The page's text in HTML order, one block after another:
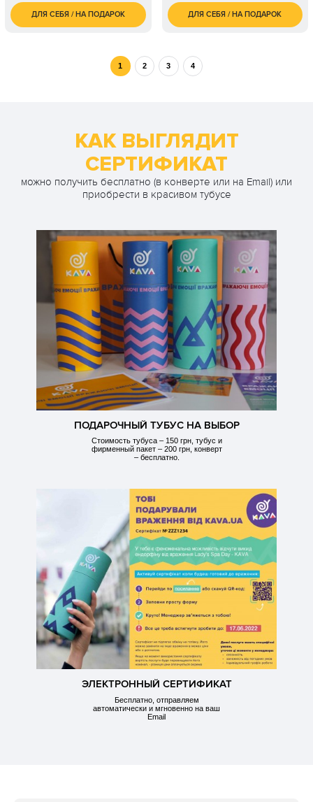
4 100
грн
ДЛЯ СЕБЯ / НА ПОДАРОК
грн
ДЛЯ СЕБЯ / НА ПОДАРОК
1 2 3 4
КАК ВЫГЛЯДИТ
СЕРТИФИКАТ
можно получить бесплатно (в конверте или на Email) или
приобрести в красивом тубусе
ПОДАРОЧНЫЙ ТУБУС НА ВЫБОР
Стоимость тубуса – 150 грн, тубус и
фирменный пакет – 200 грн, конверт
– бесплатно.
ЭЛЕКТРОННЫЙ СЕРТИФИКАТ
Бесплатно, отправляем
автоматически и мгновенно на ваш
Email